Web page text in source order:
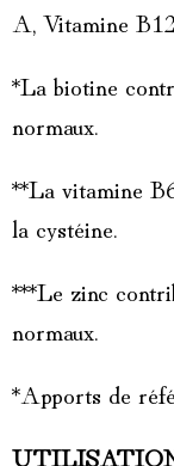
A, Vitamine
*La biotine
normaux.
**La vitamine
la cystéine.
***Le zinc
normaux.
*Apports de